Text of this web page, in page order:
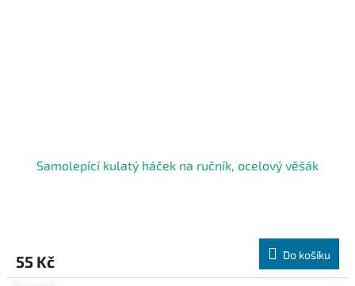
Samolepící kulatý háček na ručník, ocelový věšák
55 Kč Do košíku